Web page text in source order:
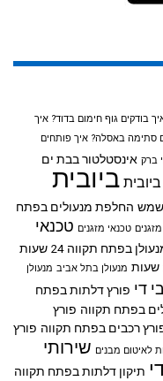
בודקים גוף חימום בדוד? איך
סתימה באסלה? איך פותחים
ברק אינסטלטור בבת ים
ביובית ביובית
שמש החלפת מנעולים בפתח
טכנאי מזגנים טכנאי
בפתח תקווה 24 שעות
מנעולן בתל אביב מנעולן
די פורץ דלתות בפתח
בפתח תקווה פורץ
רכבים בפתח תקווה פורץ
לאיטום מבנים שירותי
תיקון דלתות בפתח תקווה